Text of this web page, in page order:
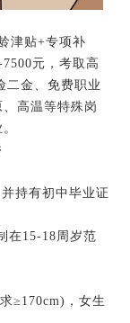
津贴+专项补
元，考取高
二金、免费职业
高温等特殊岗
持有初中毕业证
在15-18周岁范
≥170cm)，女生